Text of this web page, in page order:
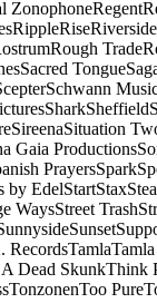
ZonophoneRegent
RippleRiseRiverside
Rough Trade
Sacred Tongue
Schwann
SharkSheffield
SireenaSituation
Gaia Productions
PrayersSpark
by EdelStartStax
WaysStreet Trash
Sunset
RecordsTamla
Dead SkunkThink
TonzonenToo Pure